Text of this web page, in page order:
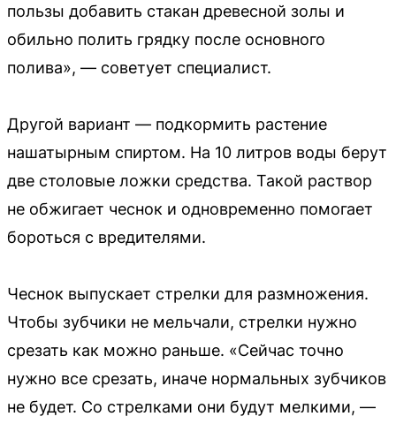
пользы добавить стакан древесной золы и
обильно полить грядку после основного
полива», — советует специалист.
Другой вариант — подкормить растение
нашатырным спиртом. На 10 литров воды берут
две столовые ложки средства. Такой раствор
не обжигает чеснок и одновременно помогает
бороться с вредителями.
Чеснок выпускает стрелки для размножения.
Чтобы зубчики не мельчали, стрелки нужно
срезать как можно раньше. «Сейчас точно
нужно все срезать, иначе нормальных зубчиков
не будет. Со стрелками они будут мелкими, —